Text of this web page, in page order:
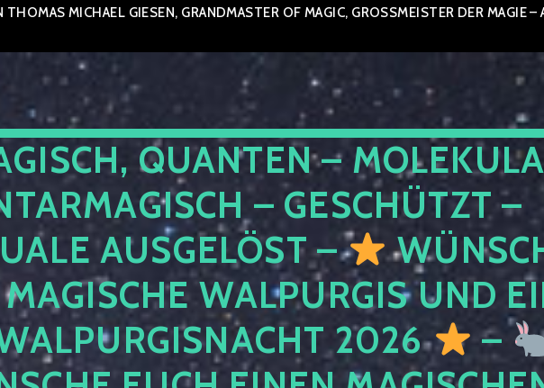
THOMAS MICHAEL GIESEN, GRANDMASTER OF MAGIC, GROSSMEISTER DER MAGIE –
QUANTEN –
– GESCHÜTZT –
AUSGELÖST –
WALPURGIS UND
2026
–